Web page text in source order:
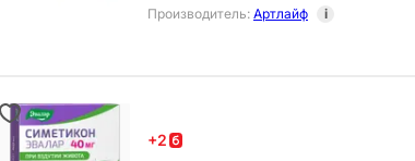
Производитель: Артлайф i
+2